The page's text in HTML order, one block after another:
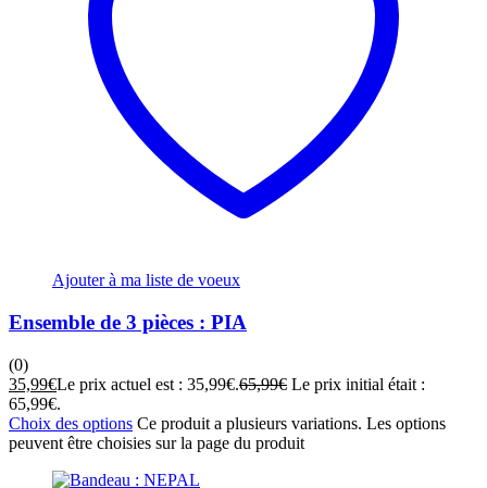
Ajouter à ma liste de voeux
Ensemble de 3 pièces : PIA
(0)
35,99€Le prix actuel est : 35,99€.65,99€ Le prix initial était :
65,99€.
Choix des options Ce produit a plusieurs variations. Les options
peuvent être choisies sur la page du produit